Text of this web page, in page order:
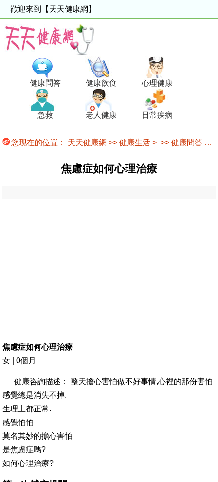
歡迎來到【天天健康網】
健康問答 健康飲食 心理健康
急救 老人健康 日常疾病
您现在的位置： 天天健康網 >> 健康生活 > >> 健康問答
焦慮症如何心理治療
焦慮症如何心理治療
女 | 0個月
健康咨詢描述： 整天擔心害怕做不好事情,心裡的那份害怕
感覺總是消失不掉.
生理上都正常.
感覺怕怕
莫名其妙的擔心害怕
是焦慮症嗎?
如何心理治療?